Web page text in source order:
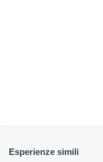
Esperienze simili
€